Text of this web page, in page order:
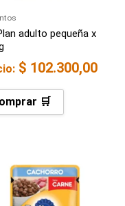
adulto pequeña x
$ 102.300,00
🛒